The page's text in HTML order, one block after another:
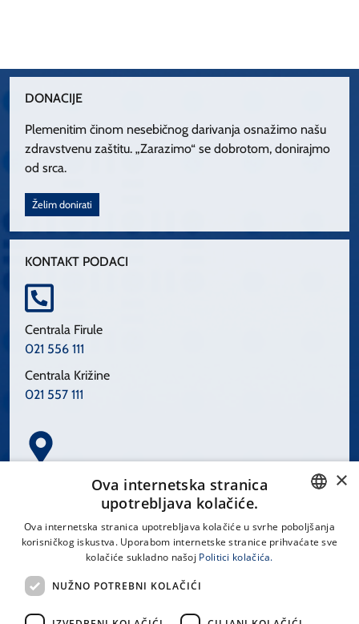
DONACIJE
Plemenitim činom nesebičnog darivanja osnažimo našu
zdravstvenu zaštitu. „Zarazimo“ se dobrotom, donirajmo
od srca.
Želim donirati
KONTAKT PODACI
Centrala Firule
021 556 111
Centrala Križine
021 557 111
Spinčićeva 1, 21000 Split
CROATIAN
×
Ova internetska stranica
upotrebljava kolačiće.
Ova internetska stranica upotrebljava kolačiće u svrhe poboljšanja
korisničkog iskustva. Uporabom internetske stranice prihvaćate sve
kolačiće sukladno našoj Politici kolačića.
NUŽNO POTREBNI KOLAČIĆI